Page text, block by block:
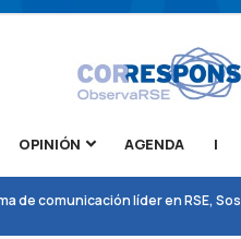
OPINIÓN AGENDA |
de comunicación líder en RSE,